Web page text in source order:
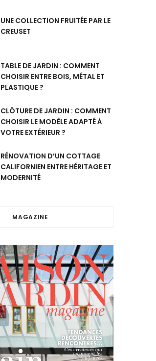
UNE COLLECTION FRUITÉE PAR LE
CREUSET
TABLE DE JARDIN : COMMENT
CHOISIR ENTRE BOIS, MÉTAL ET
PLASTIQUE ?
CLÔTURE DE JARDIN : COMMENT
CHOISIR LE MODÈLE ADAPTÉ À
VOTRE EXTÉRIEUR ?
RÉNOVATION D’UN COTTAGE
CALIFORNIEN ENTRE HÉRITAGE ET
MODERNITÉ
MAGAZINE